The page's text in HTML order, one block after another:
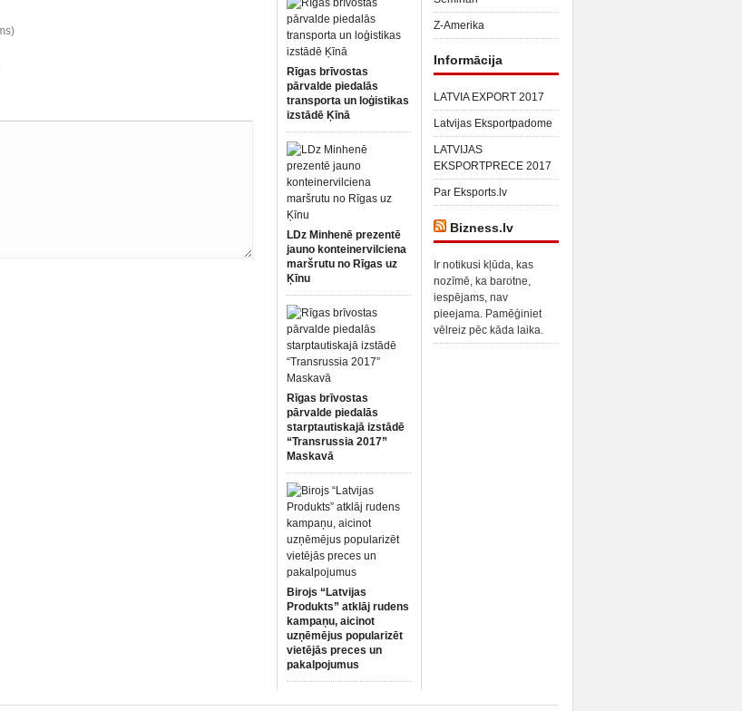
Rīgas brīvostas
pārvalde piedalās
transporta un loģistikas
izstādē Ķīnā
LDz Minhenē prezentē
jauno konteinervilciena
maršrutu no Rīgas uz
Ķīnu
Rīgas brīvostas
pārvalde piedalās
starptautiskajā izstādē
“Transrussia 2017”
Maskavā
Birojs “Latvijas
Produkts” atklāj rudens
kampaņu, aicinot
uzņēmējus popularizēt
vietējās preces un
pakalpojumus
Z-Amerika
Informācija
LATVIA EXPORT 2017
Latvijas Eksportpadome
LATVIJAS
EKSPORTPRECE 2017
Par Eksports.lv
Bizness.lv
Ir notikusi kļūda, kas
nozīmē, ka barotne,
iespējams, nav
pieejama. Pamēģiniet
vēlreiz pēc kāda laika.